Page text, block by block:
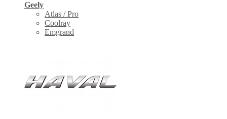
Geely
Atlas / Pro
Coolray
Emgrand